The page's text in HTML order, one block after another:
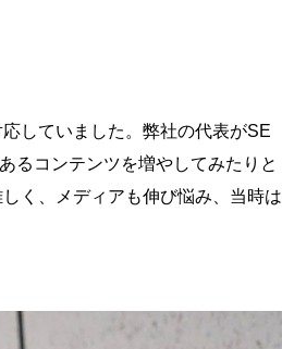
していました。弊社の代表がSE
るコンテンツを増やしてみたりと
く、メディアも伸び悩み、当時は